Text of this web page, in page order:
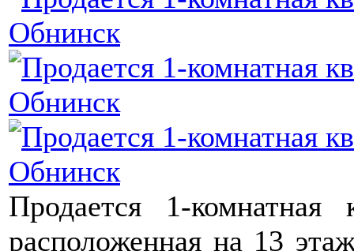
Продается 1-
расположенная на 13